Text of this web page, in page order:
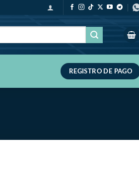
REGISTRO DE PAGO